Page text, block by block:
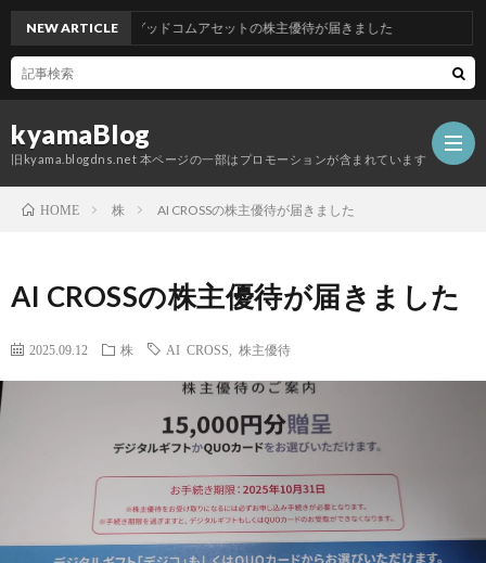
kyamaBlog
旧kyama.blogdns.net 本ページの一部はプロモーションが含まれています
NEW ARTICLEグッドコムアセットの株主優待が届きました
HOME 株 AI CROSSの株主優待が届きました
AI CROSSの株主優待が届きました
2025.09.12 株 AI CROSS 株主優待